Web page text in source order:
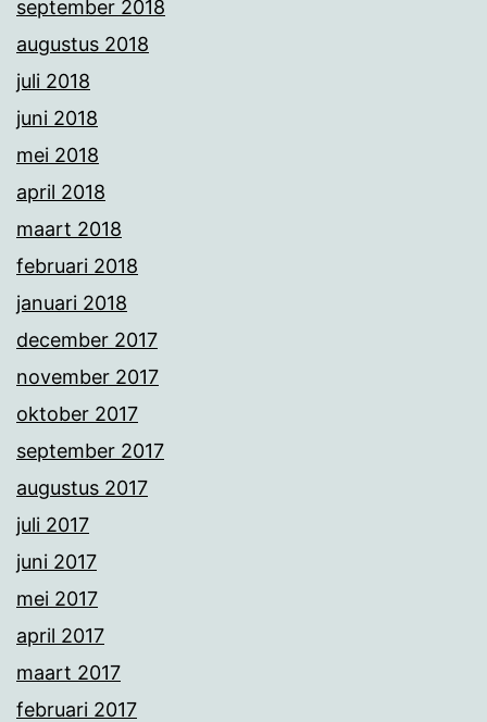
september 2018
augustus 2018
juli 2018
juni 2018
mei 2018
april 2018
maart 2018
februari 2018
januari 2018
december 2017
november 2017
oktober 2017
september 2017
augustus 2017
juli 2017
juni 2017
mei 2017
april 2017
maart 2017
februari 2017